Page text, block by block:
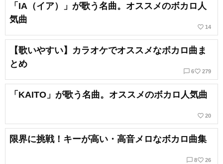
「IA（イア）」が歌う名曲。オススメのボカロ人
気曲
favorite_border 14
【歌いやすい】カラオケでオススメなボカロ曲ま
とめ
chat_bubble_outline 6favorite_border 279
「KAITO」が歌う名曲。オススメのボカロ人気曲
favorite_border 20
限界に挑戦！キーが高い・高音メロなボカロ曲集
chat_bubble_outline 8favorite_border 26